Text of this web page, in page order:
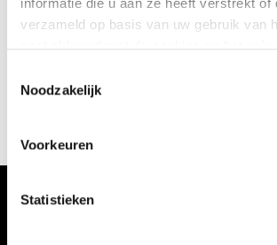
verzameld op basis van uw gebruik van
Noodzakelijk
Voorkeuren
Statistieken
Het hout- en timmerbedrijf Bruynzeel, nog
zijn keukens, werd in 1897 opgericht in
Zaanstreek niet voor de hand te liggen, maar
waar. Een brand in de Rotterdamse fabriek ‘de
zelfs volledige verhuizing naar de Zaanstreek
beslissing die hen geen windeieren heeft